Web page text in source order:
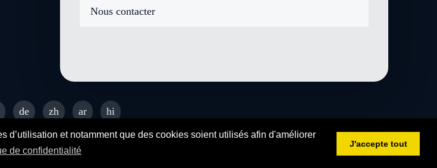
et notamment que des cookies soient utilisés afin d'améliorer
de confidentialité
J'accepte tout
Nous contacter
de zh ar
hi
- All rights reserved